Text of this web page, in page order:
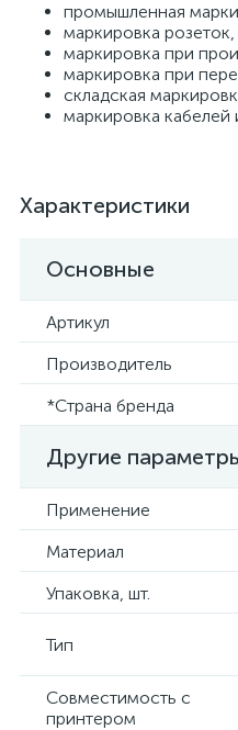
промышленная
маркировка
маркировка при
маркировка при
складская
маркировка кабелей
Характеристики
Основные
Артикул
Производитель
*Страна бренда
Другие
Применение
Материал
Упаковка, шт.
Тип
Совместимость с
принтером